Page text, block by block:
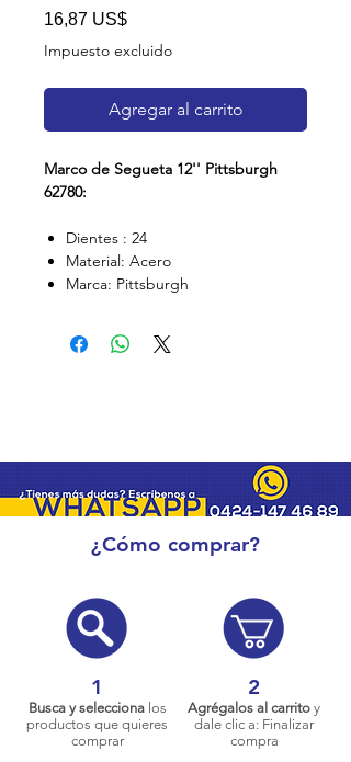
16,87 US$Precio
Impuesto excluido
Agregar al carrito
Marco de Segueta 12'' Pittsburgh
62780:
Dientes : 24
Material: Acero
Marca: Pittsburgh
¿Cómo comprar?
1
Busca y seleccionalos
productos que quieres
comprar
2
Agrégalos al carrito y
dale clic a: Finalizar
compra